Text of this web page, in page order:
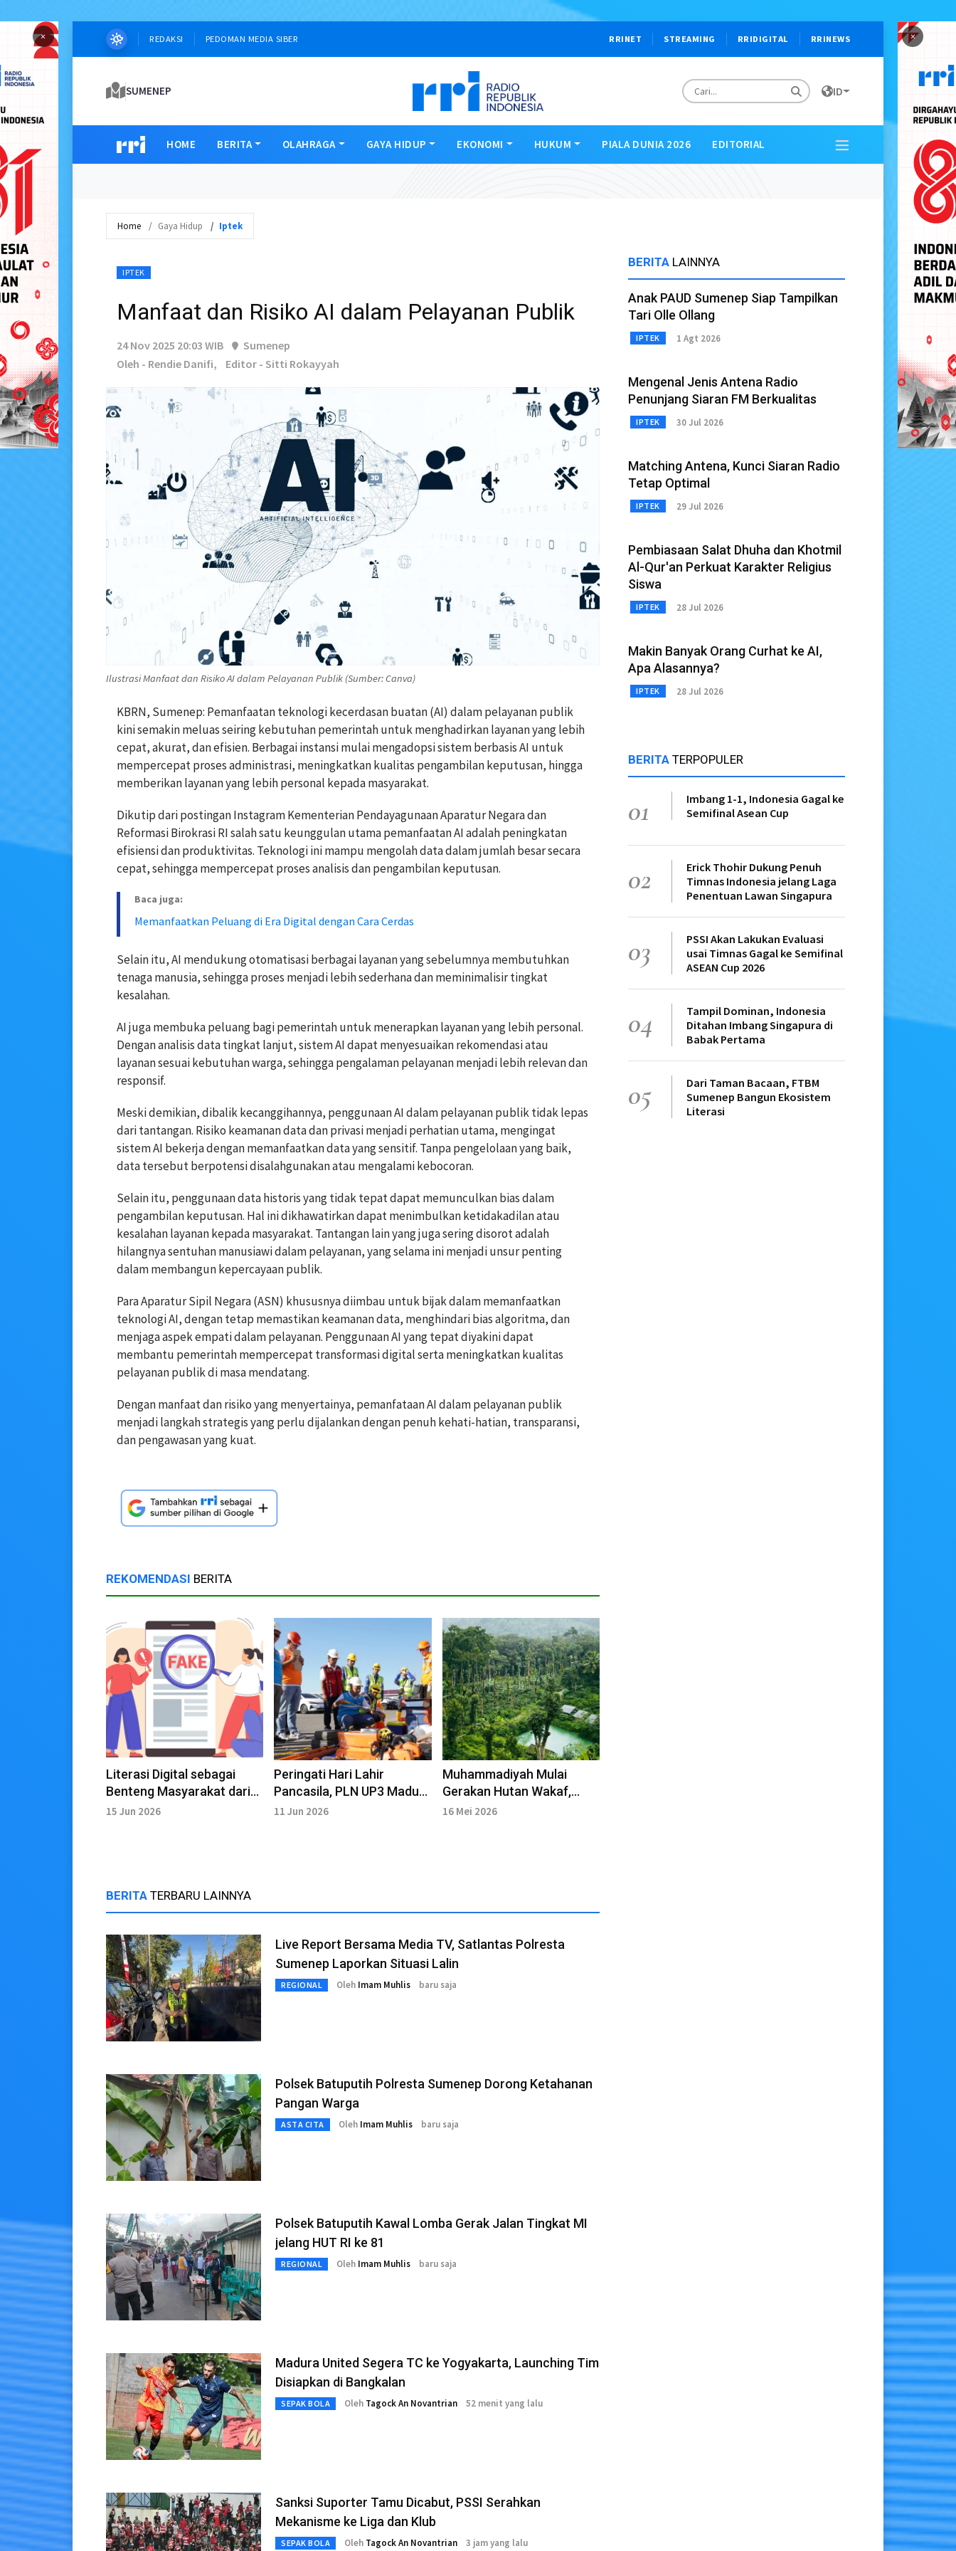
× ×
REDAKSI PEDOMAN MEDIA SIBER RRINET STREAMING RRIDIGITAL RRINEWS
SUMENEP ID
HOME BERITA OLAHRAGA GAYA HIDUP EKONOMI HUKUM PIALA DUNIA 2026 EDITORIAL
Home Gaya Hidup Iptek
IPTEK
Manfaat dan Risiko AI dalam Pelayanan Publik
24 Nov 2025 20:03 WIB
Sumenep
Oleh - Rendie Danifi,
Editor - Sitti Rokayyah
Ilustrasi Manfaat dan Risiko AI dalam Pelayanan Publik (Sumber: Canva)
KBRN, Sumenep: Pemanfaatan teknologi kecerdasan buatan (AI) dalam pelayanan publik
kini semakin meluas seiring kebutuhan pemerintah untuk menghadirkan layanan yang lebih
cepat, akurat, dan efisien. Berbagai instansi mulai mengadopsi sistem berbasis AI untuk
mempercepat proses administrasi, meningkatkan kualitas pengambilan keputusan, hingga
memberikan layanan yang lebih personal kepada masyarakat.
Dikutip dari postingan Instagram Kementerian Pendayagunaan Aparatur Negara dan
Reformasi Birokrasi RI salah satu keunggulan utama pemanfaatan AI adalah peningkatan
efisiensi dan produktivitas. Teknologi ini mampu mengolah data dalam jumlah besar secara
cepat, sehingga mempercepat proses analisis dan pengambilan keputusan.
Baca juga:
Memanfaatkan Peluang di Era Digital dengan Cara Cerdas
Selain itu, AI mendukung otomatisasi berbagai layanan yang sebelumnya membutuhkan
tenaga manusia, sehingga proses menjadi lebih sederhana dan meminimalisir tingkat
kesalahan.
AI juga membuka peluang bagi pemerintah untuk menerapkan layanan yang lebih personal.
Dengan analisis data tingkat lanjut, sistem AI dapat menyesuaikan rekomendasi atau
layanan sesuai kebutuhan warga, sehingga pengalaman pelayanan menjadi lebih relevan dan
responsif.
Meski demikian, dibalik kecanggihannya, penggunaan AI dalam pelayanan publik tidak lepas
dari tantangan. Risiko keamanan data dan privasi menjadi perhatian utama, mengingat
sistem AI bekerja dengan memanfaatkan data yang sensitif. Tanpa pengelolaan yang baik,
data tersebut berpotensi disalahgunakan atau mengalami kebocoran.
Selain itu, penggunaan data historis yang tidak tepat dapat memunculkan bias dalam
pengambilan keputusan. Hal ini dikhawatirkan dapat menimbulkan ketidakadilan atau
kesalahan layanan kepada masyarakat. Tantangan lain yang juga sering disorot adalah
hilangnya sentuhan manusiawi dalam pelayanan, yang selama ini menjadi unsur penting
dalam membangun kepercayaan publik.
Para Aparatur Sipil Negara (ASN) khususnya diimbau untuk bijak dalam memanfaatkan
teknologi AI, dengan tetap memastikan keamanan data, menghindari bias algoritma, dan
menjaga aspek empati dalam pelayanan. Penggunaan AI yang tepat diyakini dapat
membantu pemerintah mempercepat transformasi digital serta meningkatkan kualitas
pelayanan publik di masa mendatang.
Dengan manfaat dan risiko yang menyertainya, pemanfataan AI dalam pelayanan publik
menjadi langkah strategis yang perlu dijalankan dengan penuh kehati-hatian, transparansi,
dan pengawasan yang kuat.
REKOMENDASI BERITA
Literasi Digital sebagai
Benteng Masyarakat dari
Hoaks dan Disinformasi
15 Jun 2026
Peringati Hari Lahir
Pancasila, PLN UP3 Madura
Tingkatkan Pengawasan
11 Jun 2026
Muhammadiyah Mulai
Gerakan Hutan Wakaf,
Solusi Baru Hadapi Krisis
16 Mei 2026
BERITA TERBARU LAINNYA
Live Report Bersama Media TV, Satlantas Polresta
Sumenep Laporkan Situasi Lalin
REGIONAL Oleh Imam Muhlis baru saja
Polsek Batuputih Polresta Sumenep Dorong Ketahanan
Pangan Warga
ASTA CITA Oleh Imam Muhlis baru saja
Polsek Batuputih Kawal Lomba Gerak Jalan Tingkat MI
jelang HUT RI ke 81
REGIONAL Oleh Imam Muhlis baru saja
Madura United Segera TC ke Yogyakarta, Launching Tim
Disiapkan di Bangkalan
SEPAK BOLA Oleh Tagock An Novantrian 52 menit yang lalu
Sanksi Suporter Tamu Dicabut, PSSI Serahkan
Mekanisme ke Liga dan Klub
SEPAK BOLA Oleh Tagock An Novantrian 3 jam yang lalu
BERITA LAINNYA
Anak PAUD Sumenep Siap Tampilkan
Tari Olle Ollang
IPTEK 1 Agt 2026
Mengenal Jenis Antena Radio
Penunjang Siaran FM Berkualitas
IPTEK 30 Jul 2026
Matching Antena, Kunci Siaran Radio
Tetap Optimal
IPTEK 29 Jul 2026
Pembiasaan Salat Dhuha dan Khotmil
Al-Qur'an Perkuat Karakter Religius
Siswa
IPTEK 28 Jul 2026
Makin Banyak Orang Curhat ke AI,
Apa Alasannya?
IPTEK 28 Jul 2026
BERITA TERPOPULER
01
Imbang 1-1, Indonesia Gagal ke
Semifinal Asean Cup
02
Erick Thohir Dukung Penuh
Timnas Indonesia jelang Laga
Penentuan Lawan Singapura
03
PSSI Akan Lakukan Evaluasi
usai Timnas Gagal ke Semifinal
ASEAN Cup 2026
04
Tampil Dominan, Indonesia
Ditahan Imbang Singapura di
Babak Pertama
05
Dari Taman Bacaan, FTBM
Sumenep Bangun Ekosistem
Literasi